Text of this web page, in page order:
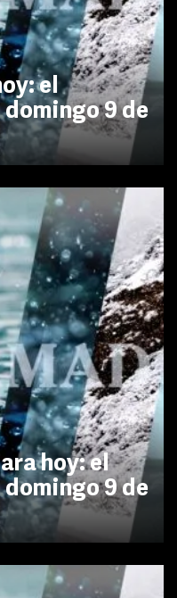
el
9 de
hoy: el
9 de